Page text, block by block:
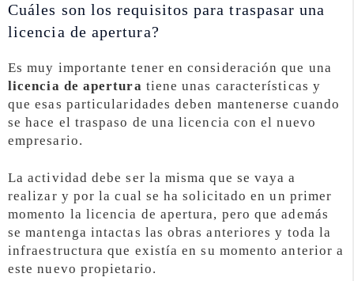
Cuáles son los requisitos para traspasar una
licencia de apertura?
Es muy importante tener en consideración que una
licencia de apertura tiene unas características y
que esas particularidades deben mantenerse cuando
se hace el traspaso de una licencia con el nuevo
empresario.
La actividad debe ser la misma que se vaya a
realizar y por la cual se ha solicitado en un primer
momento la licencia de apertura, pero que además
se mantenga intactas las obras anteriores y toda la
infraestructura que existía en su momento anterior a
este nuevo propietario.